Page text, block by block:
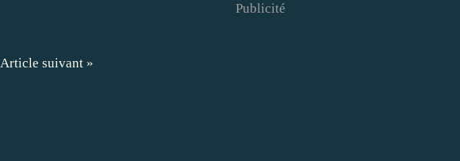
Article suivant »
Publicité